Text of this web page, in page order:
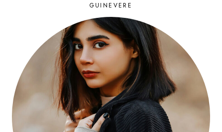
GUINEVERE